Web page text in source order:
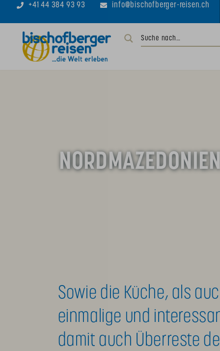
+41 44 384 93 93 info@bischofberger-reisen.ch
Sowie die Küche, als
einmalige und
damit auch Überreste